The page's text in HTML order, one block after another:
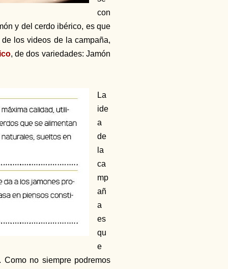
con
y del cerdo ibérico, es que
los videos de la campaña,
, de dos variedades: Jamón
La
ide
a
de
la
ca
mp
añ
a
es
qu
e
no siempre podremos